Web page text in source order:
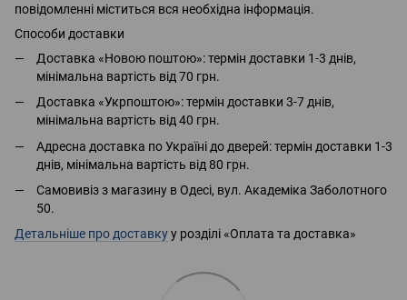
повідомленні міститься вся необхідна інформація.
Способи доставки
Доставка «Новою поштою»: термін доставки 1-3 днів,
мінімальна вартість від 70 грн.
Доставка «Укрпоштою»: термін доставки 3-7 днів,
мінімальна вартість від 40 грн.
Адресна доставка по Україні до дверей: термін доставки 1-3
днів, мінімальна вартість від 80 грн.
Самовивіз з магазину в Одесі, вул. Академіка Заболотного
50.
Детальніше про доставкуу розділі «Оплата та доставка»